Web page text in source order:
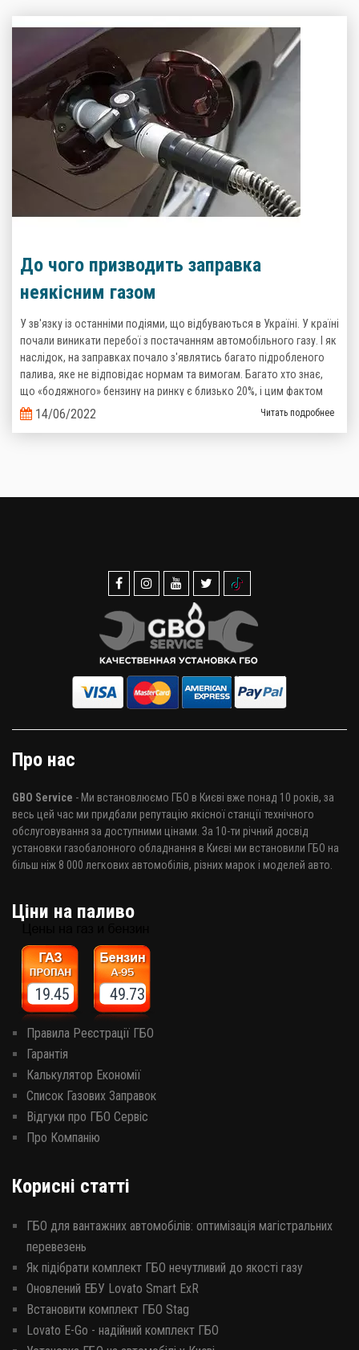
До чого призводить заправка
неякісним газом
У зв'язку із останніми подіями, що відбуваються в Україні. У країні
почали виникати перебої з постачанням автомобільного газу. І як
наслідок, на заправках почало з'являтись багато підробленого
палива, яке не відповідає нормам та вимогам. Багато хто знає,
що «бодяжного» бензину на ринку є близько 20%, і цим фактом
важко когось здивувати, то тепер ситуація з неякісним газом теж
стає реальністю.
14/06/2022 Читать подробнее
Про нас
GBO Service - Ми встановлюємо ГБО в Києві вже понад 10 років, за
весь цей час ми придбали репутацію якісної станції технічного
обслуговування за доступними цінами. За 10-ти річний досвід
установки газобалонного обладнання в Києві ми встановили ГБО на
більш ніж 8 000 легкових автомобілів, різних марок і моделей авто.
Ціни на паливо
19.45 49.73
Правила Реєстрації ГБО
Гарантія
Калькулятор Економії
Список Газових Заправок
Відгуки про ГБО Сервіс
Про Компанію
Корисні статті
ГБО для вантажних автомобілів: оптимізація магістральних
перевезень
Як підібрати комплект ГБО нечутливий до якості газу
Оновлений ЕБУ Lovato Smart ExR
Встановити комплект ГБО Stag
Lovato E-Go - надійний комплект ГБО